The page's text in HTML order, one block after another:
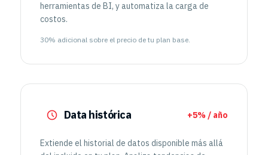
herramientas de BI, y automatiza la carga de
costos.
30% adicional sobre el precio de tu plan base.
Data histórica +5% / año
Extiende el historial de datos disponible más allá